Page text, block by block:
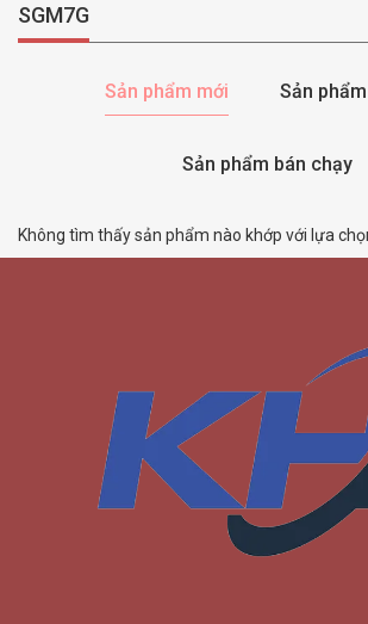
SGM7G
Sản phẩm mới Sản
Sản phẩm bán chạy
Không tìm thấy sản phẩm nào khớp với lựa